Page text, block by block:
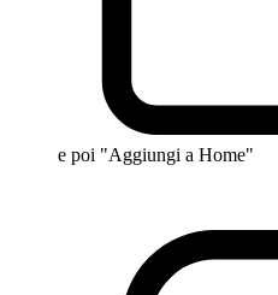
e poi "Aggiungi a Home"